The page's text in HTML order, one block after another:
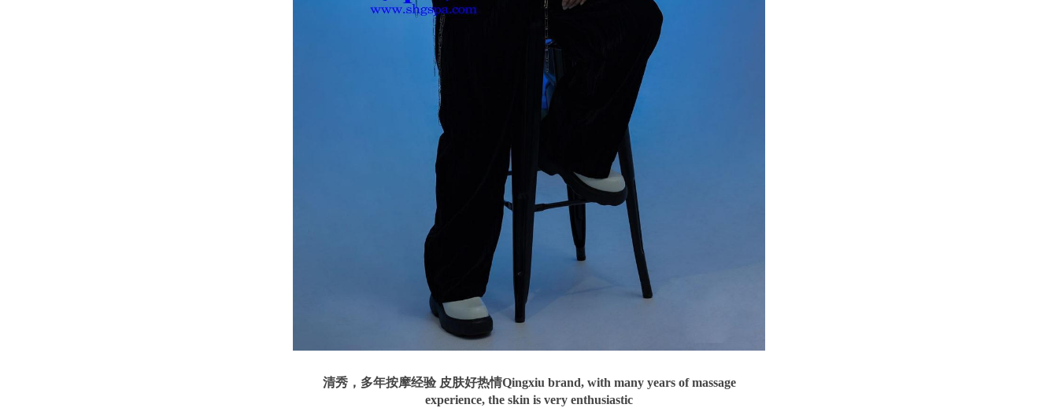
清秀，多年按摩经验 皮肤好热情Qingxiu brand, with many years of massage
experience, the skin is very enthusiastic